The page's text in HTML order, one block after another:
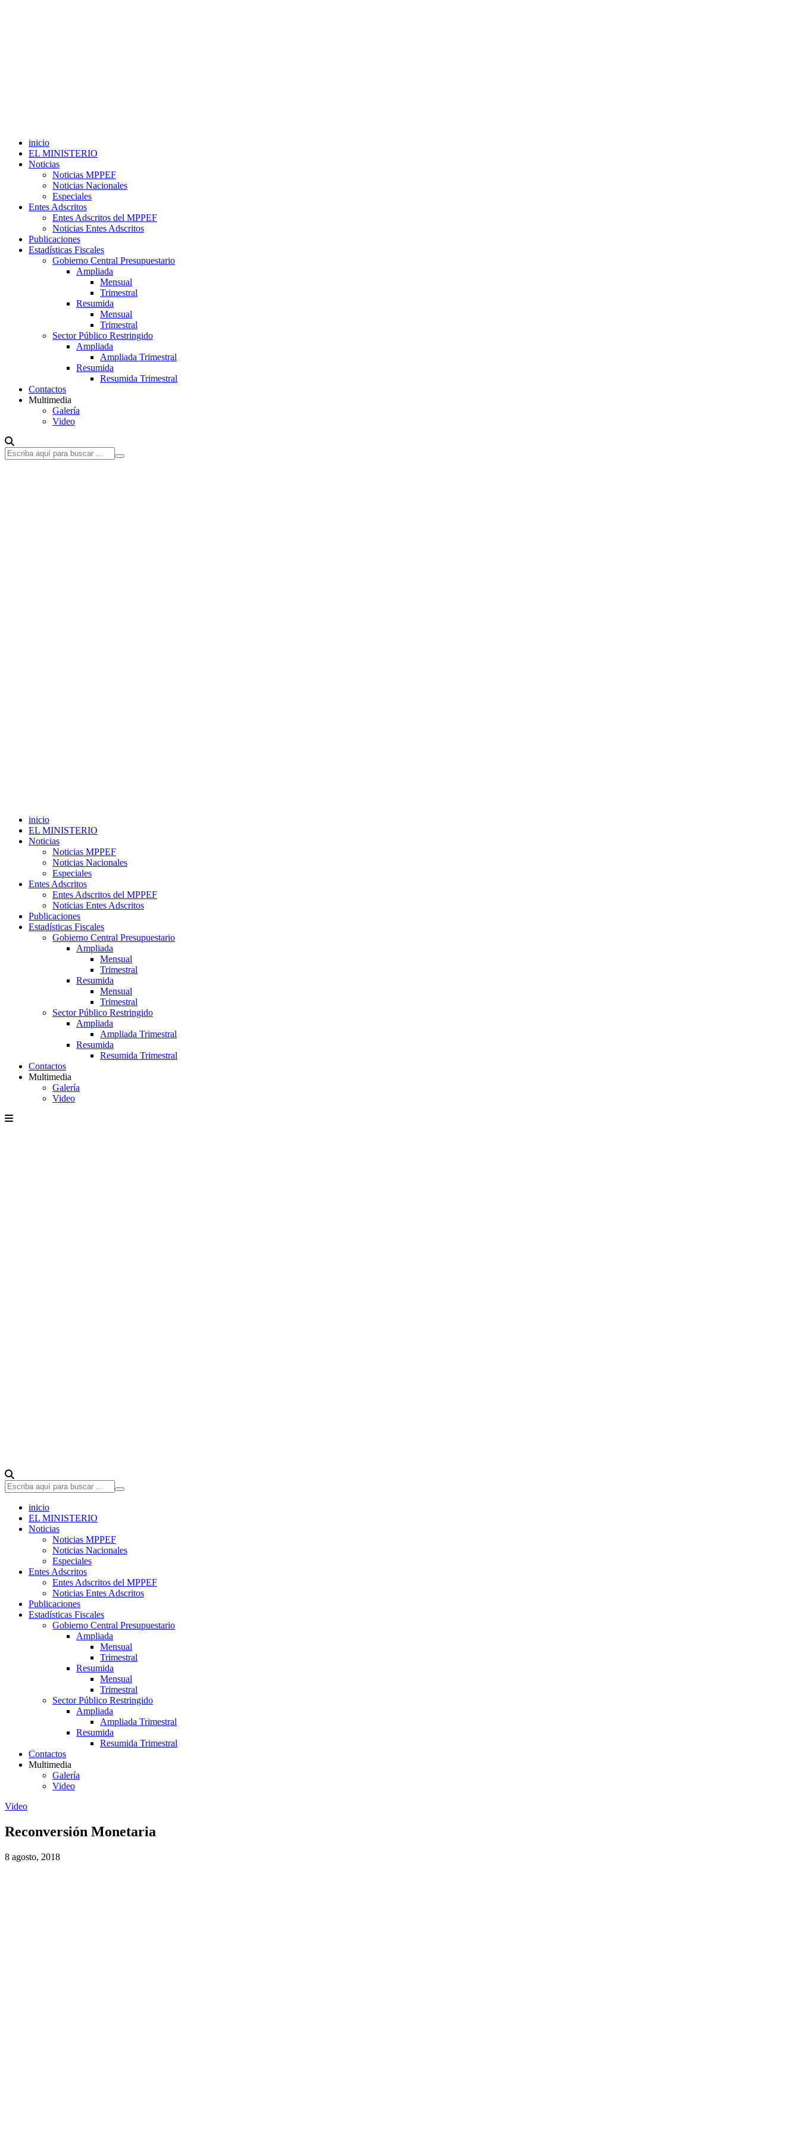
inicio
EL MINISTERIO
Noticias
Noticias MPPEF
Noticias Nacionales
Especiales
Entes Adscritos
Entes Adscritos del MPPEF
Noticias Entes Adscritos
Publicaciones
Estadísticas Fiscales
Gobierno Central Presupuestario
Ampliada
Mensual
Trimestral
Resumida
Mensual
Trimestral
Sector Público Restringido
Ampliada
Ampliada Trimestral
Resumida
Resumida Trimestral
Contactos
Multimedia
Galería
Video
inicio
EL MINISTERIO
Noticias
Noticias MPPEF
Noticias Nacionales
Especiales
Entes Adscritos
Entes Adscritos del MPPEF
Noticias Entes Adscritos
Publicaciones
Estadísticas Fiscales
Gobierno Central Presupuestario
Ampliada
Mensual
Trimestral
Resumida
Mensual
Trimestral
Sector Público Restringido
Ampliada
Ampliada Trimestral
Resumida
Resumida Trimestral
Contactos
Multimedia
Galería
Video
inicio
EL MINISTERIO
Noticias
Noticias MPPEF
Noticias Nacionales
Especiales
Entes Adscritos
Entes Adscritos del MPPEF
Noticias Entes Adscritos
Publicaciones
Estadísticas Fiscales
Gobierno Central Presupuestario
Ampliada
Mensual
Trimestral
Resumida
Mensual
Trimestral
Sector Público Restringido
Ampliada
Ampliada Trimestral
Resumida
Resumida Trimestral
Contactos
Multimedia
Galería
Video
Video
Reconversión Monetaria
8 agosto, 2018